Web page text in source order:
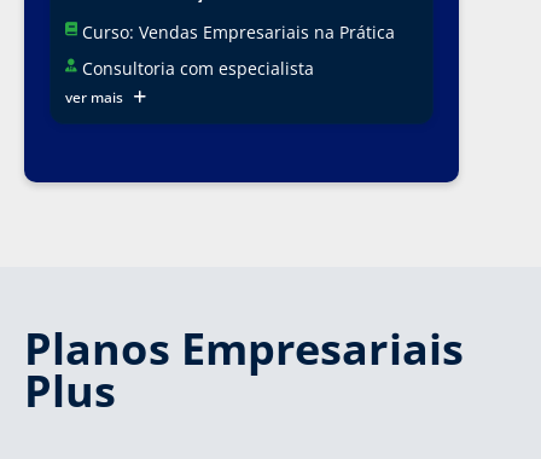
Curso: Vendas Empresariais na Prática
Consultoria com especialista
ver mais
Planos Empresariais
Plus